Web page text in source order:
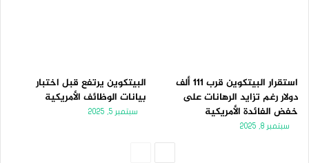
استقرار البيتكوين قرب 111 ألف
دولار رغم تزايد الرهانات على
خفض الفائدة الأمريكية
سبتمبر 8, 2025
البيتكوين يرتفع قبل اختبار
بيانات الوظائف الأمريكية
سبتمبر 5, 2025